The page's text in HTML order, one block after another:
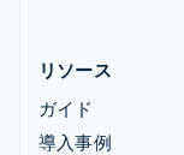
リソース
ガイド
導入事例